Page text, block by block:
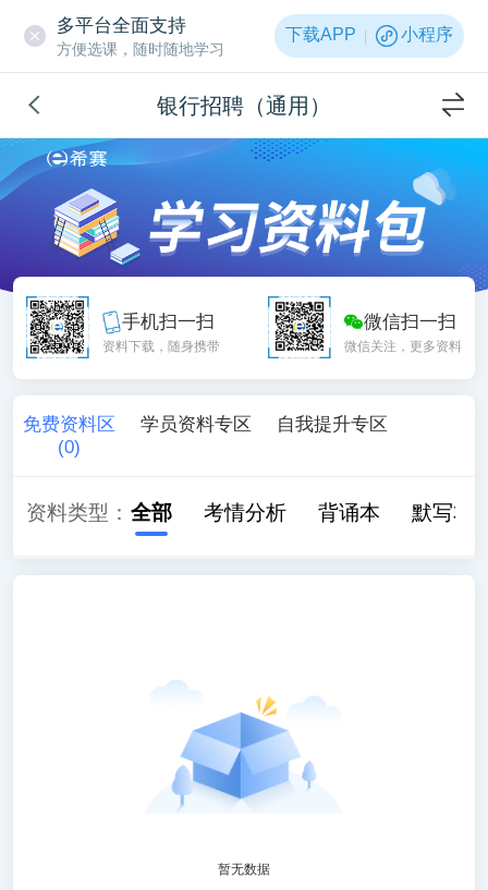
多平台全面支持
方便选课，随时随地学习
下载APP 小程序
银行招聘（通用）
手机扫一扫
资料下载，随身携带
微信扫一扫
微信关注，更多资料
免费资料区
(0)
学员资料专区 自我提升专区
资料类型： 全部 考情分析 背诵本 默写本
暂无数据